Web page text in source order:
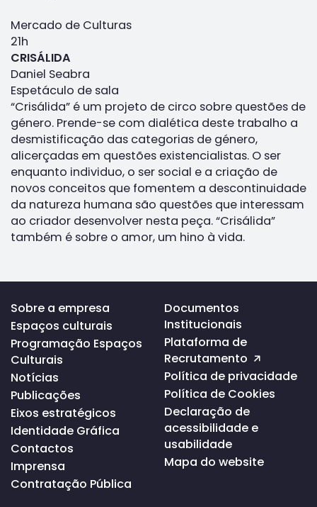
Mercado de Culturas
21h
CRISÁLIDA
Daniel Seabra
Espetáculo de sala
“Crisálida” é um projeto de circo sobre questões de
género. Prende-se com dialética deste trabalho a
desmistificação das categorias de género,
alicerçadas em questões existencialistas. O ser
enquanto individuo, o ser social e a criação de
novos conceitos que fomentem a descontinuidade
da natureza humana são questões que interessam
ao criador desenvolver nesta peça. “Crisálida”
também é sobre o amor, um hino à vida.
Voltar
ao
topo
da
página
Sobre a empresa
Espaços culturais
Programação Espaços
Culturais
Notícias
Publicações
Eixos estratégicos
Identidade Gráfica
Contactos
Imprensa
Contratação Pública
Documentos
Institucionais
Plataforma de
Recrutamento
Política de privacidade
Política de Cookies
Declaração de
acessibilidade e
usabilidade
Mapa do website